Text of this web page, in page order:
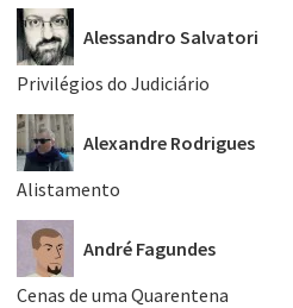
Alessandro Salvatori
Privilégios do Judiciário
Alexandre Rodrigues
Alistamento
André Fagundes
Cenas de uma Quarentena